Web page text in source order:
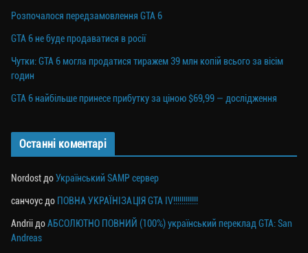
Розпочалося передзамовлення GTA 6
GTA 6 не буде продаватися в росії
Чутки: GTA 6 могла продатися тиражем 39 млн копій всього за вісім
годин
GTA 6 найбільше принесе прибутку за ціною $69,99 — дослідження
Останні коментарі
Nordost доУкраїнський SAMP сервер
санчоус до ПОВНА УКРАЇНІЗАЦІЯ GTA IV!!!!!!!!!!!!
Andrii доАБСОЛЮТНО ПОВНИЙ (100%) український переклад GTA: San
Andreas